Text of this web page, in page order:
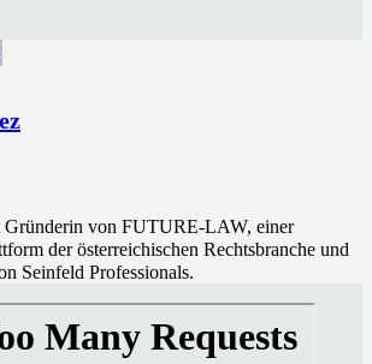
Gründerin von FUTURE-LAW, einer
der österreichischen Rechtsbranche und
Seinfeld Professionals.